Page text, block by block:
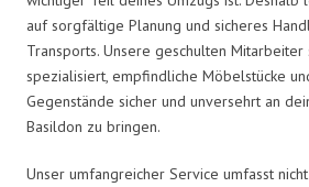
auf sorgfältige Planung und sicheres
Transports. Unsere geschulten Mitarbeiter
spezialisiert, empfindliche Möbelstücke
Gegenstände sicher und unversehrt an
Basildon zu bringen.
Unser umfangreicher Service umfasst